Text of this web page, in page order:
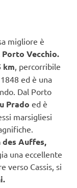
migliore è
Vecchio.
km, percorribile
ed è una
Dal Porto
Prado ed è
marsigliesi
des Auffes,
una eccellente
verso Cassis, si